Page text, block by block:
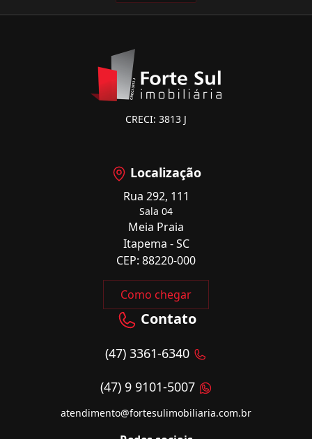
CRECI: 3813 J
Localização
Rua 292, 111
Sala 04
Meia Praia
Itapema - SC
CEP: 88220-000
Como chegar
Contato
(47) 3361-6340
(47) 9 9101-5007
atendimento@fortesulimobiliaria.com.br